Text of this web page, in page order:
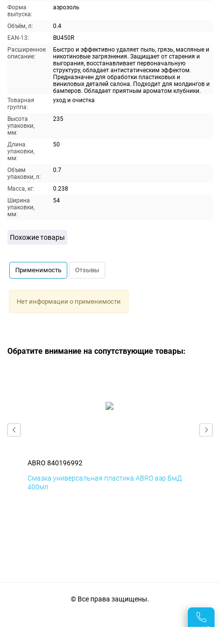
Форма
выпуска:
аэрозоль
Объём, л:
0.4
EAN-13:
BU450R
Расширенное
описание:
Быстро и эффективно удаляет пыль, грязь, масляные и
никотиновые загрязнения. Защищает от старения и
выгорания, восстанавливает первоначальную
структуру, обладает антистатическим эффектом.
Предназначен для обработки пластиковых и
виниловых деталей салона. Подходит для молдингов и
бамперов. Обладает приятным ароматом клубники.
Товарная
группа:
уход и очистка
Высота
упаковки,
мм:
235
Длина
упаковки,
мм:
50
Объем
упаковки, л:
0.7
Масса, кг:
0.238
Ширина
упаковки,
мм:
54
Похожие товары
Применимость Отзывы
Нет информации о применимости
Обратите внимание на сопутствующие товары:
ABRO 840196992
Смазка универсальная пластика ABRO аэр БмД
400мл
© Все права защищены.